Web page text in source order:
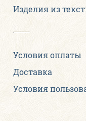
Изделия из
Условия оплаты
Доставка
Условия